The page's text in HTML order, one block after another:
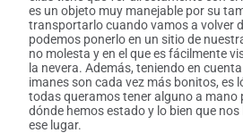
es un objeto muy manejable por su
transportarlo cuando vamos a volver
podemos ponerlo en un sitio de
no molesta y en el que es fácilmente
la nevera. Además, teniendo en
imanes son cada vez más bonitos, es
todas queramos tener alguno a mano
dónde hemos estado y lo bien que
ese lugar.